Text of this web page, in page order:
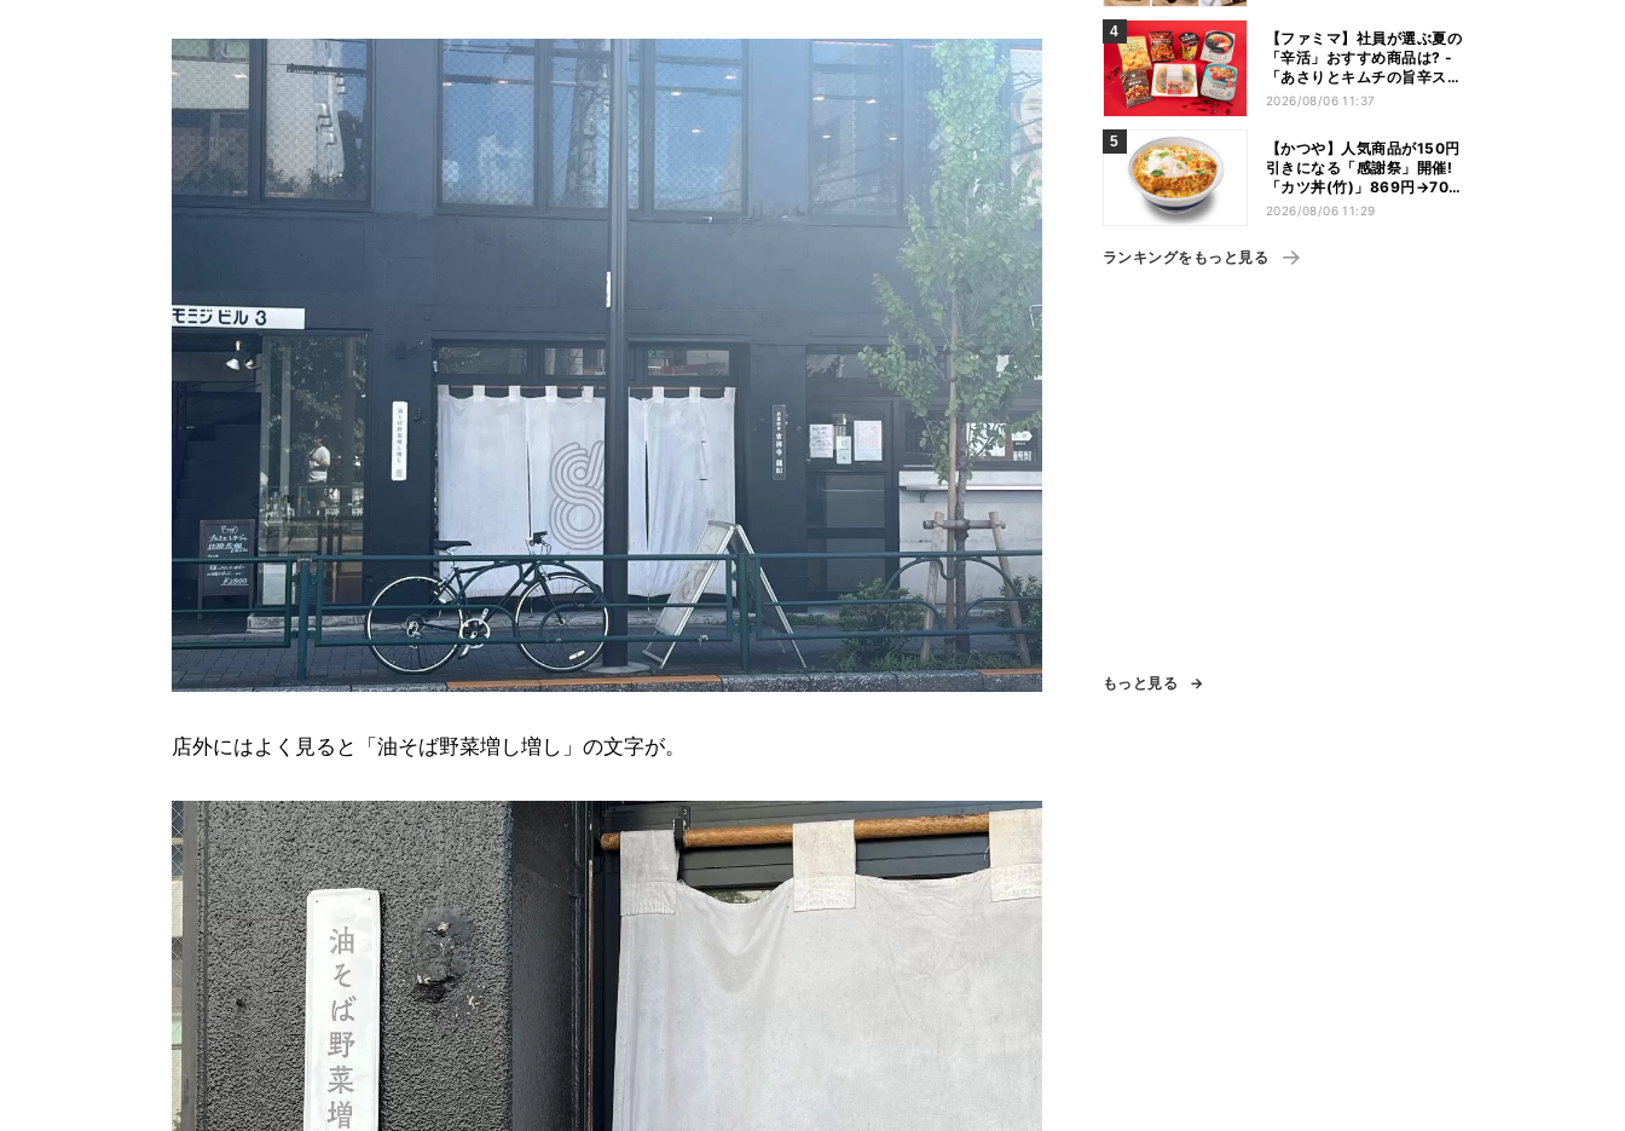
店外にはよく見ると「油そば野菜増し増し」の文字が。
【ファミマ】社員が選ぶ夏の
「辛活」おすすめ商品は? -
「あさりとキムチの旨辛スン
ドゥブチゲ」「鬼金棒監修
ムチキン」など
2026/08/06 11:37
【かつや】人気商品が150円
引きになる「感謝祭」開催!
「カツ丼(竹)」869円→704
円、「ロースカツ定食」913
2026/08/06 11:29
ランキングをもっと見る
もっと見る